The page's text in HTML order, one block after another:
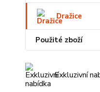
Dražice
Použité zboží
Exkluzivní